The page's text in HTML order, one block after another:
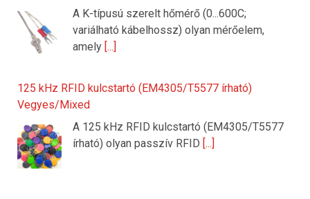
A K-típusú szerelt hőmérő (0...600C;
variálható kábelhossz) olyan mérőelem,
amely [...]
125 kHz RFID kulcstartó (EM4305/T5577 írható)
Vegyes/Mixed
A 125 kHz RFID kulcstartó (EM4305/T5577
írható) olyan passzív RFID [...]